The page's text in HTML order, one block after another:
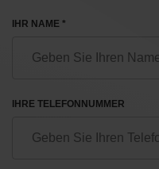
IHR NAME *
IHRE TELEFONNUMMER